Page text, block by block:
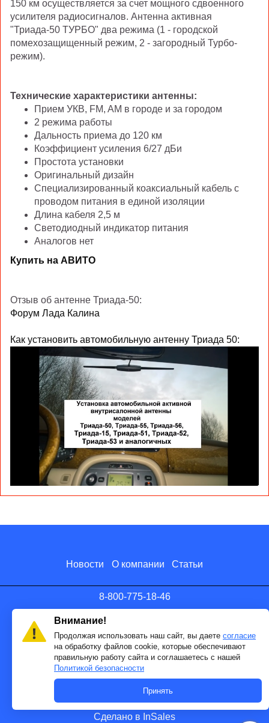
150 км осуществляется за счет мощного сдвоенного
усилителя радиосигналов. Антенна активная
"Триада-50 ТУРБО" два режима (1 - городской
помехозащищенный режим, 2 - загородный Турбо-
режим).
Технические характеристики антенны:
Прием УКВ, FM, AM в городе и за городом
2 режима работы
Дальность приема до 120 км
Коэффициент усиления 6/27 дБи
Простота установки
Оригинальный дизайн
Специализированный коаксиальный кабель с
проводом питания в единой изоляции
Длина кабеля 2,5 м
Светодиодный индикатор питания
Аналогов нет
Купить на АВИТО
Отзыв об антенне Триада-50:
Форум Лада Калина
Как установить автомобильную антенну Триада 50:
Новости О компании Статьи
8-800-775-18-46
info@antenna.ru
Сделано в InSales
Внимание!
Продолжая использовать наш сайт, вы даете согласие
на обработку файлов cookie, которые обеспечивают
правильную работу сайта и соглашаетесь с нашей
Политикой безопасности
Принять